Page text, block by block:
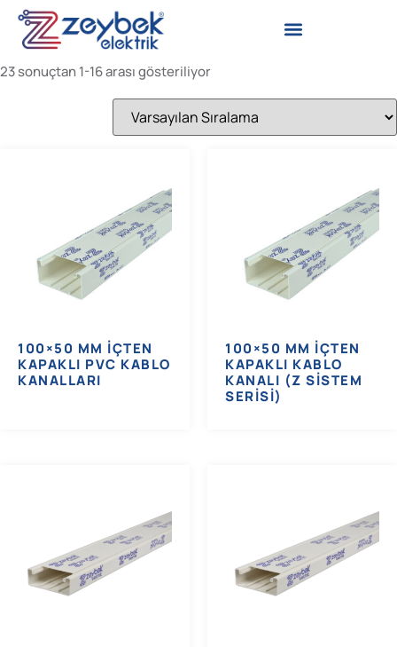
23 sonuçtan 1-16 arası gösteriliyor
100×50 MM İÇTEN
KAPAKLI PVC KABLO
KANALLARI
100×50 MM İÇTEN
KAPAKLI KABLO
KANALI (Z SISTEM
SERISI)